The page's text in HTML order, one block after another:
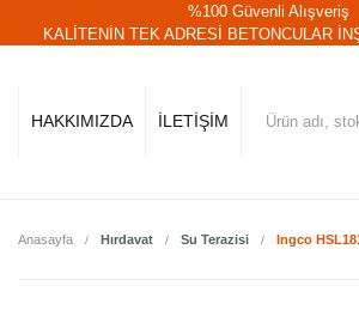
%100 Güvenli Alışveriş
KALİTENİN TEK ADRESİ BETONCULAR
HAKKIMIZDA İLETİŞİM
Anasayfa Hırdavat Su Terazisi Ingco